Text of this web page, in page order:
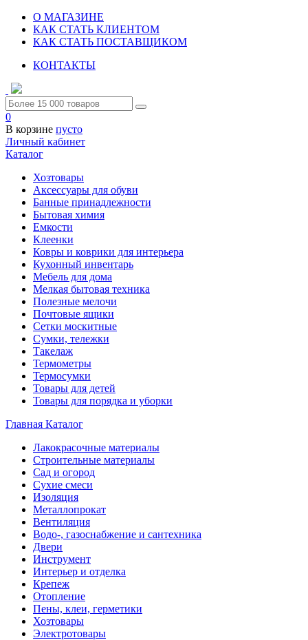
О МАГАЗИНЕ
КАК СТАТЬ КЛИЕНТОМ
КАК СТАТЬ ПОСТАВЩИКОМ
КОНТАКТЫ
0
В корзине пусто
Личный кабинет
Каталог
Хозтовары
Аксессуары для обуви
Банные принадлежности
Бытовая химия
Емкости
Клеенки
Ковры и коврики для интерьера
Кухонный инвентарь
Мебель для дома
Мелкая бытовая техника
Полезные мелочи
Почтовые ящики
Сетки москитные
Сумки, тележки
Такелаж
Термометры
Термосумки
Товары для детей
Товары для порядка и уборки
Главная Каталог
Лакокрасочные материалы
Строительные материалы
Сад и огород
Сухие смеси
Изоляция
Металлопрокат
Вентиляция
Водо-, газоснабжение и сантехника
Двери
Инструмент
Интерьер и отделка
Крепеж
Отопление
Пены, клеи, герметики
Хозтовары
Электротовары